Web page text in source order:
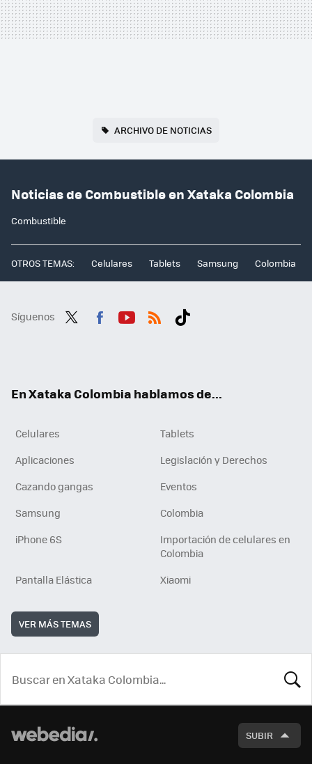
ARCHIVO DE NOTICIAS
Noticias de Combustible en Xataka Colombia
Combustible
OTROS TEMAS: Celulares Tablets Samsung Colombia
Síguenos
En Xataka Colombia hablamos de...
Celulares
Tablets
Aplicaciones
Legislación y Derechos
Cazando gangas
Eventos
Samsung
Colombia
iPhone 6S
Importación de celulares en
Colombia
Pantalla Elástica
Xiaomi
VER MÁS TEMAS
SUBIR